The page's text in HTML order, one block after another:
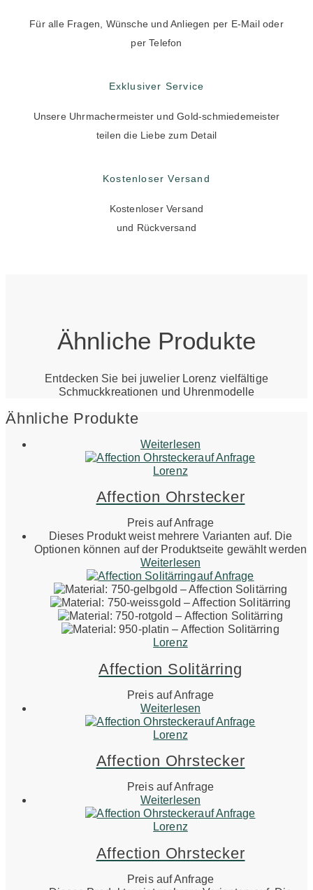
Für alle Fragen, Wünsche und Anliegen per E-Mail oder
per Telefon
Exklusiver Service
Unsere Uhrmachermeister und Gold-schmiedemeister
teilen die Liebe zum Detail
Kostenloser Versand
Kostenloser Versand
und Rückversand
Ähnliche Produkte
Entdecken Sie bei juwelier Lorenz vielfältige
Schmuckkreationen und Uhrenmodelle
Ähnliche Produkte
Weiterlesen
auf Anfrage
Lorenz
Affection Ohrstecker
Preis auf Anfrage
Dieses Produkt weist mehrere Varianten auf. Die
Optionen können auf der Produktseite gewählt werden
Weiterlesen
auf Anfrage
Lorenz
Affection Solitärring
Preis auf Anfrage
Weiterlesen
auf Anfrage
Lorenz
Affection Ohrstecker
Preis auf Anfrage
Weiterlesen
auf Anfrage
Lorenz
Affection Ohrstecker
Preis auf Anfrage